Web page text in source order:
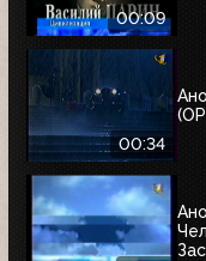
00:09
00:34